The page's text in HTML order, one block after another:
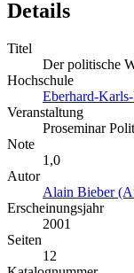
Details
Titel
Der politische
Hochschule
Eberhard-
Veranstaltung
Proseminar
Note
1,0
Autor
Alain Bieber
Erscheinungsjahr
2001
Seiten
12